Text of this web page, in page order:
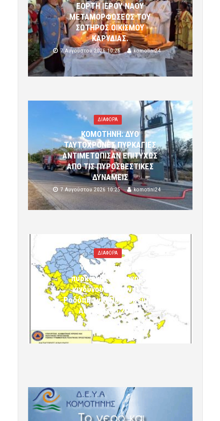
ΕΟΡΤΗ ΙΕΡΟΥ ΝΑΟΥ
ΜΕΤΑΜΟΡΦΩΣΕΩΣ ΤΟΥ
ΣΩΤΗΡΟΣ ΟΙΚΙΣΜΟΥ
ΚΑΡΥΔΙΑΣ.
7 Αυγούστου 2026 10:26 komotini24
ΔΙΑΦΟΡΑ
ΚΟΜΟΤΗΝΗ: ΔΥΟ
ΤΑΥΤΟΧΡΟΝΕΣ ΠΥΡΚΑΓΙΕΣ
ΑΝΤΙΜΕΤΩΠΙΣΑΝ ΕΠΙΤΥΧΩΣ
ΑΠΟ ΤΙΣ ΠΥΡΟΣΒΕΣΤΙΚΕΣ
ΔΥΝΑΜΕΙΣ
7 Αυγούστου 2026 10:25 komotini24
ΔΙΑΦΟΡΑ
Υψηλός κίνδυνος
πυρκαγιάς (κατηγορία
κινδύνου 3) στην Π.Ε.
Ροδόπης για Παρασκευή 7
Αυγούστου 2026»
7 Αυγούστου 2026 10:24 komotini24